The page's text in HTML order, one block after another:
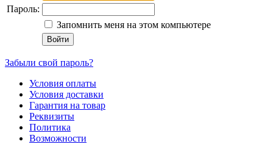
Пароль:
Запомнить меня на этом компьютере
Забыли свой пароль?
Условия оплаты
Условия доставки
Гарантия на товар
Реквизиты
Политика
Возможности